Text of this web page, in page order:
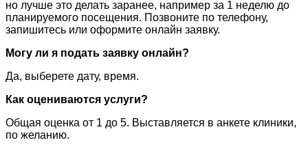
но лучше это делать заранее, например за 1 неделю до
планируемого посещения. Позвоните по телефону,
запишитесь или оформите онлайн заявку.
Могу ли я подать заявку онлайн?
Да, выберете дату, время.
Как оцениваются услуги?
Общая оценка от 1 до 5. Выставляется в анкете клиники,
по желанию.